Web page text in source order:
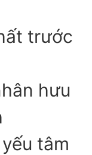
trước
hưu
tâm